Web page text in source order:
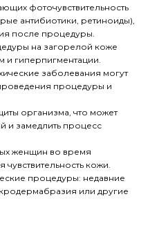
фоточувствительность
антибиотики, ретиноиды),
после процедуры.
на загорелой коже
и гиперпигментации.
заболевания могут
процедуры и
организма, что может
и замедлить процесс
женщин во время
кожи.
процедуры: недавние
или другие